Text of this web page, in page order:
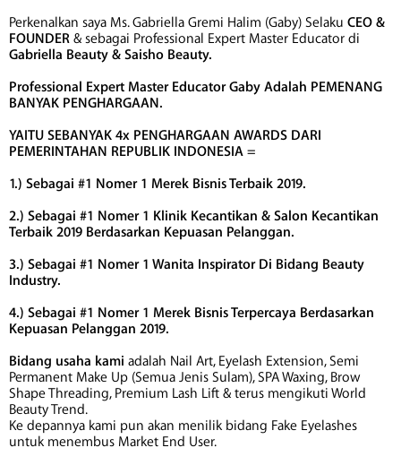
Perkenalkan saya Ms. Gabriella Gremi Halim (Gaby) Selaku CEO &
FOUNDER & sebagai Professional Expert Master Educator di
Gabriella Beauty & Saisho Beauty.
Professional Expert Master Educator Gaby Adalah PEMENANG
BANYAK PENGHARGAAN.
YAITU SEBANYAK 4x PENGHARGAAN AWARDS DARI
PEMERINTAHAN REPUBLIK INDONESIA =
1.) Sebagai #1 Nomer 1 Merek Bisnis Terbaik 2019.
2.) Sebagai #1 Nomer 1 Klinik Kecantikan & Salon Kecantikan
Terbaik 2019 Berdasarkan Kepuasan Pelanggan.
3.) Sebagai #1 Nomer 1 Wanita Inspirator Di Bidang Beauty
Industry.
4.) Sebagai #1 Nomer 1 Merek Bisnis Terpercaya Berdasarkan
Kepuasan Pelanggan 2019.
Bidang usaha kami adalah Nail Art, Eyelash Extension, Semi
Permanent Make Up (Semua Jenis Sulam), SPA Waxing, Brow
Shape Threading, Premium Lash Lift & terus mengikuti World
Beauty Trend.
Ke depannya kami pun akan menilik bidang Fake Eyelashes
untuk menembus Market End User.